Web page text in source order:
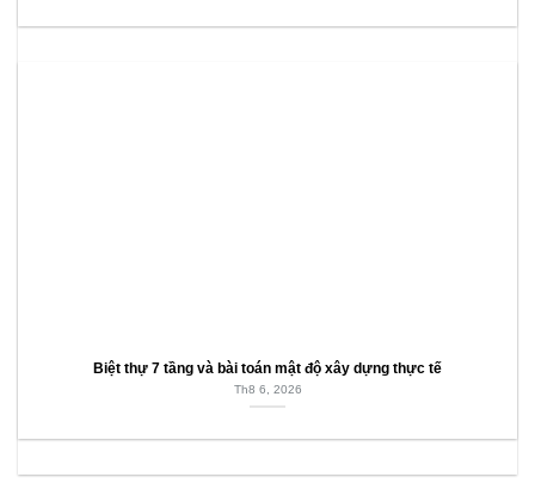
Biệt thự 7 tầng và bài toán mật độ xây dựng thực tế
Th8 6, 2026